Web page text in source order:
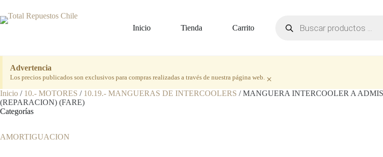
contenido
Inicio Tienda Carrito
productos
Advertencia
Los precios publicados son exclusivos para compras realizadas a través de nuestra página web. ×
Inicio / 10.- MOTORES / 10.19.- MANGUERAS DE INTERCOOLERS / MANGUERA INTERCOOLER A
(REPARACION) (FARE)
Categorías
AMORTIGUACION